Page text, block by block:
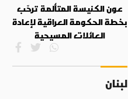
عون الكنيسة المتألمة ترحّب
بخطة الحكومة العراقية لإعادة
العائلات المسيحية
لبنان